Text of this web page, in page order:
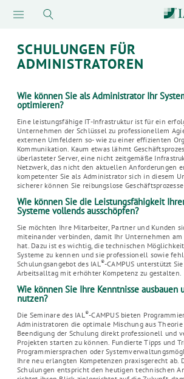
SCHULUNGEN FÜR
ADMINISTRATOREN
Wie können Sie als Administrator Ihr
optimieren?
Eine leistungsfähige IT-Infrastruktur ist für ein
Unternehmen der Schlüssel zu professionellem
externen Umfeldern so- wie zu einer effizienten
Kommunikation. Kaum etwas lähmt
überlasteter Server, eine nicht zeitgemäße
Netzwerk, das nicht den aktuellen Anforderungen
kompetenter Sie als Administrator sich in diesem
sicherer können Sie reibungslose
Wie können Sie die Leistungsfähigkeit
Systeme vollends ausschöpfen?
Sie möchten Ihre Mitarbeiter, Partner und Kunden
miteinander verbinden, damit Ihr Unternehmen am
hat. Dazu ist es wichtig, die technischen
Systeme zu kennen und sie professionell sowie
Schulungsangebot des IAL®-CAMPUS unterstützt
Arbeitsalltag mit erhöhter Kompetenz zu gestalten.
Wie können Sie Ihre Kenntnisse ausbauen
nutzen?
Die Seminare des IAL®-CAMPUS bieten
Administratoren die optimale Mischung aus Theorie
Beendigung der Schulung direkt professionell und
Projekten starten zu können. Fundierte Tipps und
Programmiersprachen oder
Ihre neu erlangten Kompetenzen praxisgerecht ab.
Schulungen entspricht den heutigen technischen